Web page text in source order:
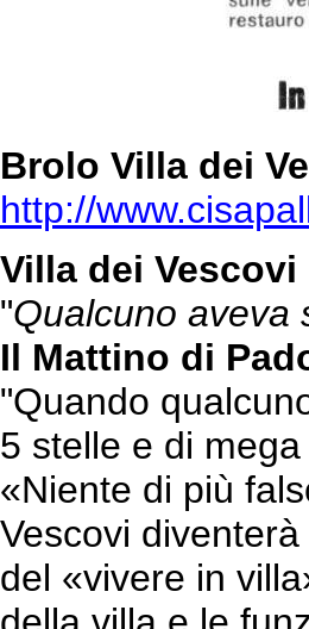
Brolo Villa dei
http://
Villa dei Vescovi
"Qualcuno aveva
Il Mattino di
"Quando
5 stelle e di
«Niente di più
Vescovi
del «vivere in